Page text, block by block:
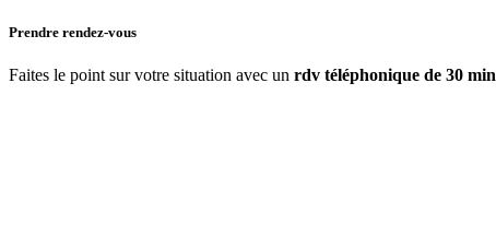
Prendre rendez-vous
Faites le point sur votre situation avec un rdv téléphonique de 30 min